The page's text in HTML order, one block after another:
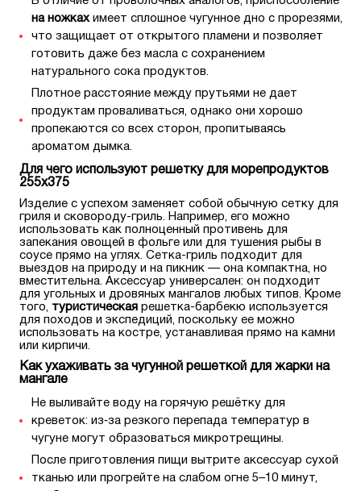
на ножкахимеет сплошное чугунное дно с прорезями,
что защищает от открытого пламени и позволяет
готовить даже без масла с сохранением
натурального сока продуктов.
Плотное расстояние между прутьями не дает
продуктам проваливаться, однако они хорошо
пропекаются со всех сторон, пропитываясь
ароматом дымка.
Для чего используют решетку для морепродуктов
255х375
Изделие с успехом заменяет собой обычную сетку для
гриля и сковороду-гриль. Например, его можно
использовать как полноценный противень для
запекания овощей в фольге или для тушения рыбы в
соусе прямо на углях. Сетка-гриль подходит для
выездов на природу и на пикник — она компактна, но
вместительна. Аксессуар универсален: он подходит
для угольных и дровяных мангалов любых типов. Кроме
того, туристическая решетка-барбекю используется
для походов и экспедиций, поскольку ее можно
использовать на костре, устанавливая прямо на камни
или кирпичи.
Как ухаживать за чугунной решеткой для жарки на
мангале
Не выливайте воду на горячую решётку для
креветок: из‑за резкого перепада температур в
чугуне могут образоваться микротрещины.
После приготовления пищи вытрите аксессуар сухой
тканью или прогрейте на слабом огне 5–10 минут,